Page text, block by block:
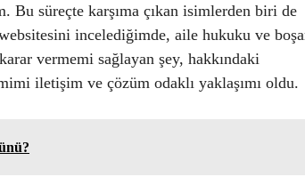
Bu süreçte karşıma çıkan isimlerden biri de
incelediğimde, aile hukuku ve
vermemi sağlayan şey, hakkındaki
iletişim ve çözüm odaklı yaklaşımı oldu.